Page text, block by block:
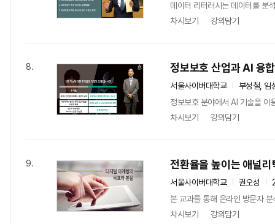
데이터 리터러시는 데이터를 분
차시보기
강의담기
8. 정보보호 산업과 AI 융합
서울사이버대학교
부성철, 임
정보보호 분야에서 AI 기술을 이
차시보기
강의담기
9. 전환율을 높이는 애널리
서울사이버대학교 권오성
본 교과를 통해 온라인 방문자
차시보기
강의담기